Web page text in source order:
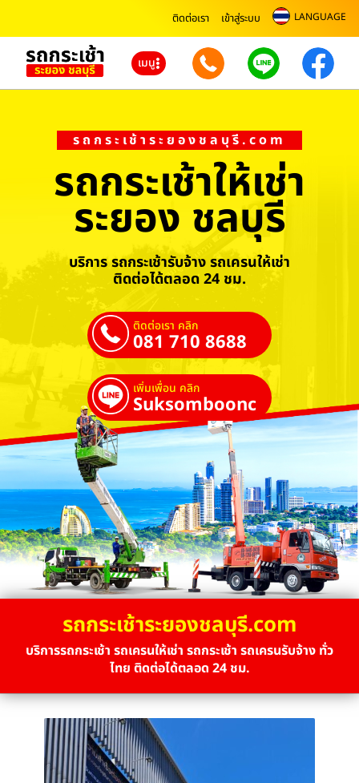
ติดต่อเรา เข้าสู่ระบบ LANGUAGE
เมนู
รถกระเช้าระยองชลบุรี.com
รถกระเช้าให้เช่า
ระยอง ชลบุรี
บริการ รถกระเช้ารับจ้าง รถเครนให้เช่า
ติดต่อได้ตลอด 24 ชม.
ติดต่อเรา คลิก
081 710 8688
เพิ่มเพื่อน คลิก
Suksombooncrane
รถกระเช้าระยองชลบุรี.com
บริการรถกระเช้า รถเครนให้เช่า รถกระเช้า รถเครนรับจ้าง ทั่ว
ไทย ติดต่อได้ตลอด 24 ชม.